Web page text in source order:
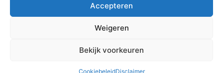
Accepteren
Weigeren
Bekijk voorkeuren
CookiebeleidDisclaimer
reactie gegevens worden verwerkt .